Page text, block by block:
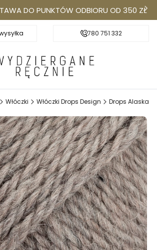
DO PUNKTÓW ODBIORU OD 350 ZŁ
Darmowa dostawa do Punktów Odbioru od
780 751 332
Włóczki Włóczki Drops Design Drops Alaska